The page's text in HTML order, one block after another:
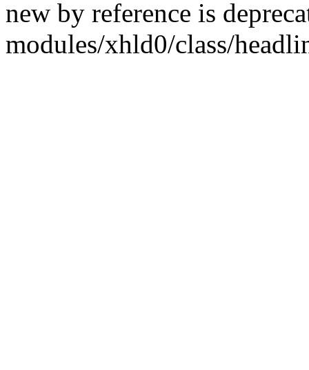
new by reference is
modules/xhld0/class/